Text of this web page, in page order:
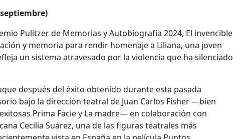
Pulitzer de Memorias y Autobiografía 2024, El invencible
y memoria para rendir homenaje a Liliana, una joven
un sistema atravesado por la violencia que ha silenciado
después del éxito obtenido durante esta pasada
bajo la dirección teatral de Juan Carlos Fisher —bien
Prima Facie y La madre— en colaboración con
Cecilia Suárez, una de las figuras teatrales más